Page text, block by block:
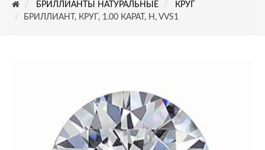
БРИЛЛИАНТЫ НАТУРАЛЬНЫЕ
КРУГ
БРИЛЛИАНТ, КРУГ, 1.00 КАРАТ, H, VVS1